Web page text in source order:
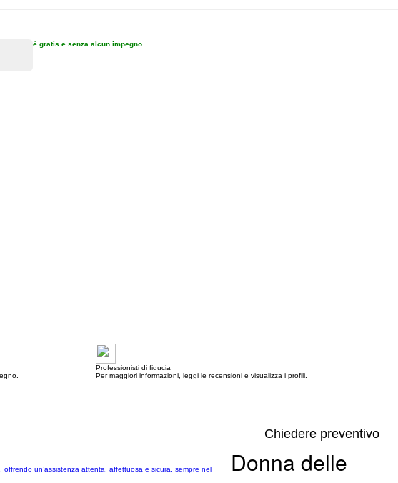
è gratis e senza alcun impegno
Professionisti di fiducia
Per maggiori informazioni, leggi le recensioni e visualizza i profili.
un’assistenza attenta, affettuosa e sicura, sempre nel
Chiedere preventivo
Donna delle